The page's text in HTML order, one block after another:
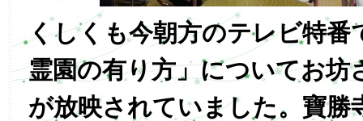
くしくも今朝方のテレビ特
霊園の有り方」についてお坊
が放映されていました。寶勝